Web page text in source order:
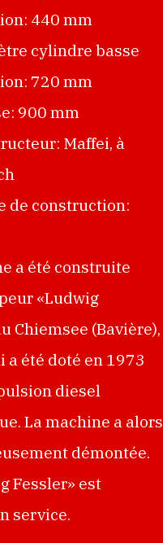
440 mm
cylindre basse
720 mm
900 mm
Maffei, à
de construction:
a été construite
«Ludwig
Chiemsee (Bavière),
a été doté en 1973
diesel
La machine a alors
démontée.
Fessler» est
service.